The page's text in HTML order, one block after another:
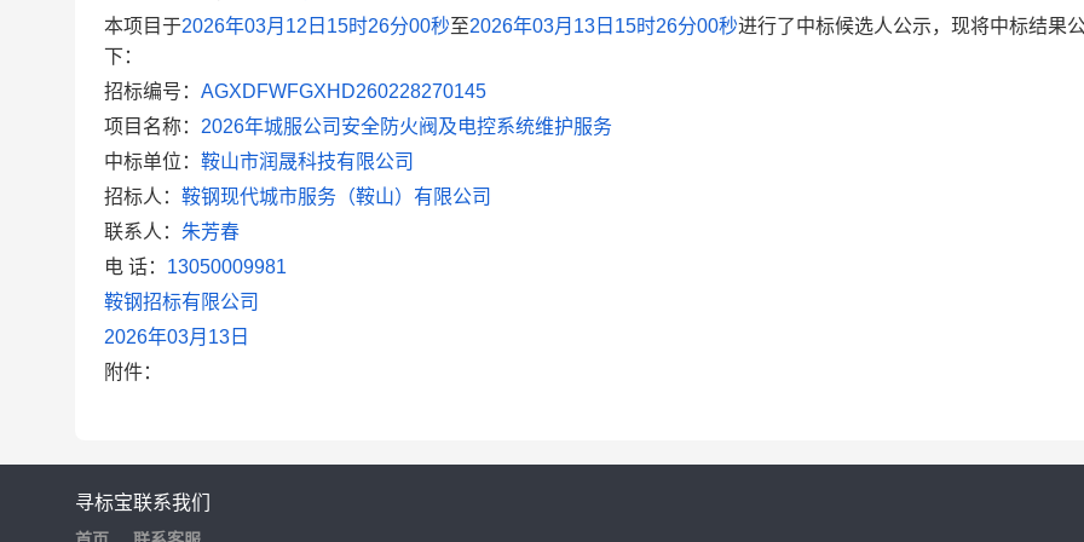
本项目于2026年03月12日15时26分00秒至2026年03月13日15时26分00秒进行了中标候选人公示，现将中标结果
下：
招标编号： AGXDFWFGXHD260228270145
项目名称： 2026年城服公司安全防火阀及电控系统维护服务
中标单位： 鞍山市润晟科技有限公司
招标人： 鞍钢现代城市服务（鞍山）有限公司
联系人： 朱芳春
电 话： 13050009981
鞍钢招标有限公司
2026年03月 13 日
附件：
寻标宝联系我们